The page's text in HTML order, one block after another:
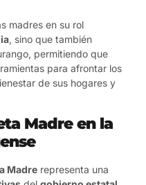
madres en su rol
, sino que también
permitiendo que
para afrontar los
de sus hogares y
Madre en la
Madre representa una